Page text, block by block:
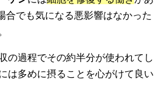
合でも気になる悪影響はなかった
の過程でその約半分が使われてし
は多めに摂ることを心がけて良い